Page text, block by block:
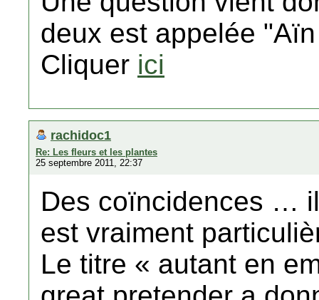
deux est appelée
Cliquer ici
rachidoc1
Re: Les fleurs et les plantes
25 septembre 2011, 22:37
Des coïncidences …
est vraiment
Le titre « autant en